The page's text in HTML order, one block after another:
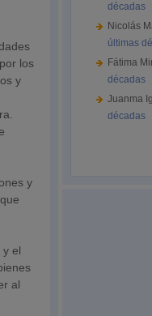
los
y
y
y el
al
décadas
Nicolás
últimas
Fátima
décadas
Juanma
décadas